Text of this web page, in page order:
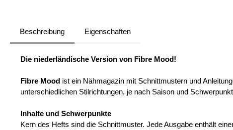
Beschreibung Eigenschaften
Die niederländische Version von Fibre Mood!
Fibre Mood ist ein Nähmagazin mit Schnittmustern und
unterschiedlichen Stilrichtungen, je nach Saison und
Inhalte und Schwerpunkte
Kern des Hefts sind die Schnittmuster. Jede Ausgabe enthält